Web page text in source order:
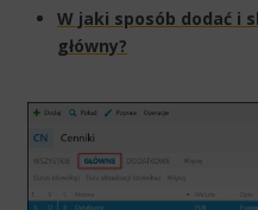
W jaki sposób dodać i
główny?